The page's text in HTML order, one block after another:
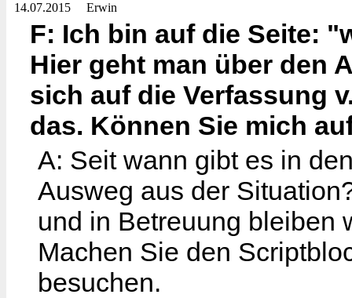
14.07.2015 Erwin
F: Ich bin auf die Seite:
Hier geht man über den
sich auf die Verfassung
das. Können Sie mich
A: Seit wann gibt es in
Ausweg aus der
und in Betreuung bleiben
Machen Sie den
besuchen.